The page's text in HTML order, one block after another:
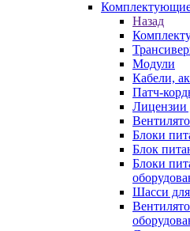
Назад
Модули
Кабели,
Патч-
Лицензии
Блоки
Блок
Блоки
Шасси